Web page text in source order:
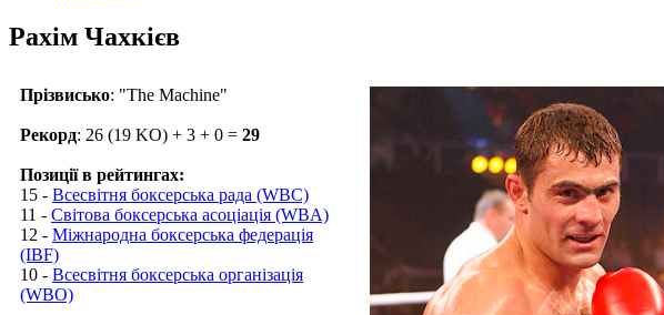
Рахім Чахкієв
Прізвисько: "The Machine"
Рекорд: 26 (19 KO) + 3 + 0 = 29
Позиції в рейтингах:
15 - Всесвітня боксерська рада (WBC)
11 - Світова боксерська асоціація (WBA)
12 - Міжнародна боксерська федерація
(IBF)
10 - Всесвітня боксерська організація
(WBO)